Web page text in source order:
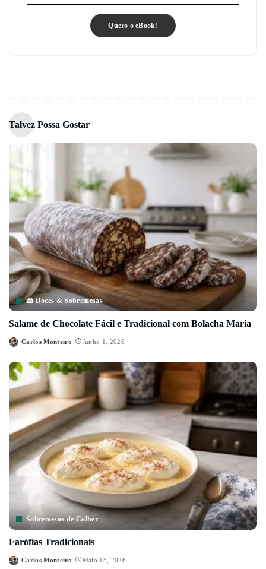
Quero o eBook!
Talvez Possa Gostar
🍰 Doces & Sobremesas
Salame de Chocolate Fácil e Tradicional com Bolacha Maria
Posted
Carlos Monteiro Junho 1, 2026
Sobremesas de Colher
Farófias Tradicionais
Posted
Carlos Monteiro Maio 15, 2026